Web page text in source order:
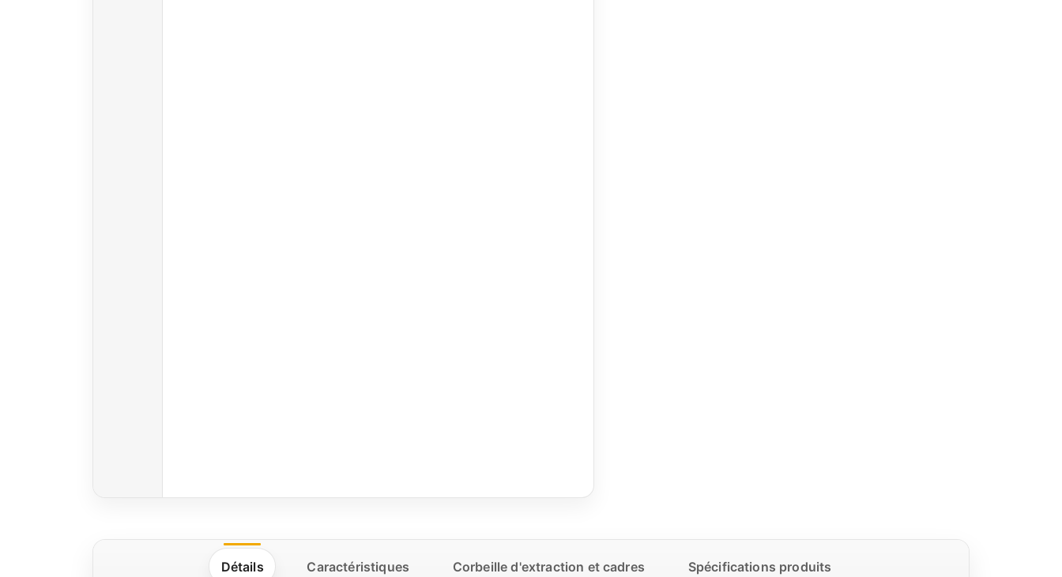
Détails Caractéristiques Corbeille d'extraction et cadres Spécifications produits